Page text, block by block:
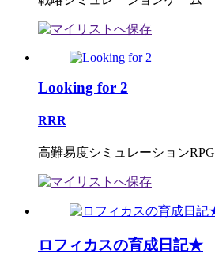
Looking for 2
RRR
高難易度シミュレーションRPG
ロフィカスの育成日記★